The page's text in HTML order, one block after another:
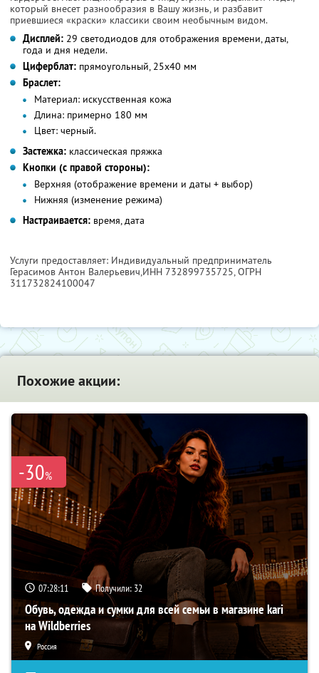
который внесет разнообразия в Вашу жизнь, и разбавит
приевшиеся «краски» классики своим необычным видом.
Дисплей: 29 светодиодов для отображения времени, даты,
года и дня недели.
Циферблат: прямоугольный, 25x40 мм
Браслет:
Материал: искусственная кожа
Длина: примерно 180 мм
Цвет: черный.
Застежка: классическая пряжка
Кнопки (с правой стороны):
Верхняя (отображение времени и даты + выбор)
Нижняя (изменение режима)
Настраивается: время, дата
Услуги предоставляет: Индивидуальный предприниматель
Герасимов Антон Валерьевич,ИНН 732899735725, ОГРН
311732824100047
Похожие акции:
-30%
07:28:10 Получили: 32
Обувь, одежда и сумки для всей семьи в магазине kari
на Wildberries
Россия